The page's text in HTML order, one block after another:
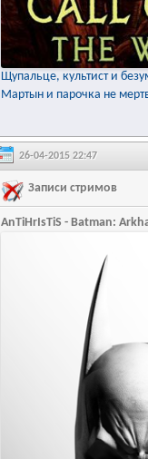
Щупальце, культист и
Мартын и парочка не
26-04-2015 22:47
Записи стримов
AnTiHrIsTiS - Batman: